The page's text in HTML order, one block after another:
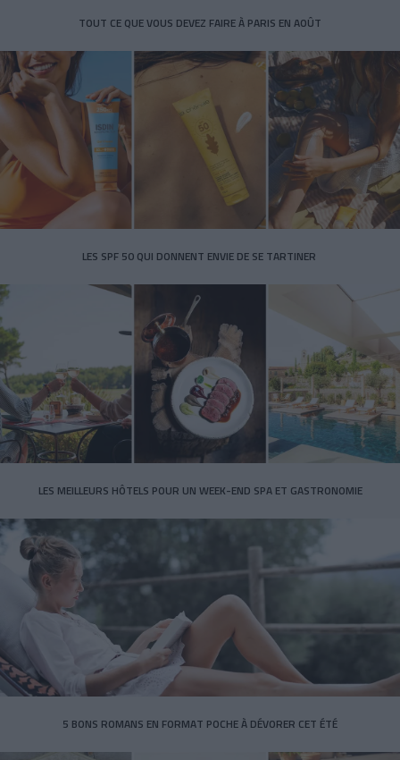
TOUT CE QUE VOUS DEVEZ FAIRE À PARIS EN AOÛT
LES SPF 50 QUI DONNENT ENVIE DE SE TARTINER
LES MEILLEURS HÔTELS POUR UN WEEK-END SPA ET GASTRONOMIE
5 BONS ROMANS EN FORMAT POCHE À DÉVORER CET ÉTÉ